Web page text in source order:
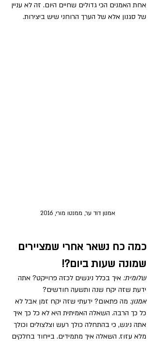
אחת האמנים הכי גדולים שחיים היום. זה לא עניין
של סגנון אלא של הערך הרוחני שיש ביצירות.
אמנון דוד ער, ממנטו מורי, 2016
כמה כח נשאר אחרי שמציירים
שמונה שעות ביום?!
שלומית: איך בכלל ניגשים לכזה פרוייקט? אתה
ידעת שזה יקח שנה ותשעה חודשים?
אמנון: מה פתאום? ידעתי שזה יקח זמן אבל לא
כל כך הרבה. השאלה האמיתית היא לא כל כך איך
אתה ניגש, כי בהתחלה כולך רעש וצלצולים וכולך
מלא עזוז. השאלה איך מתמידים. בייחוד בחלקים